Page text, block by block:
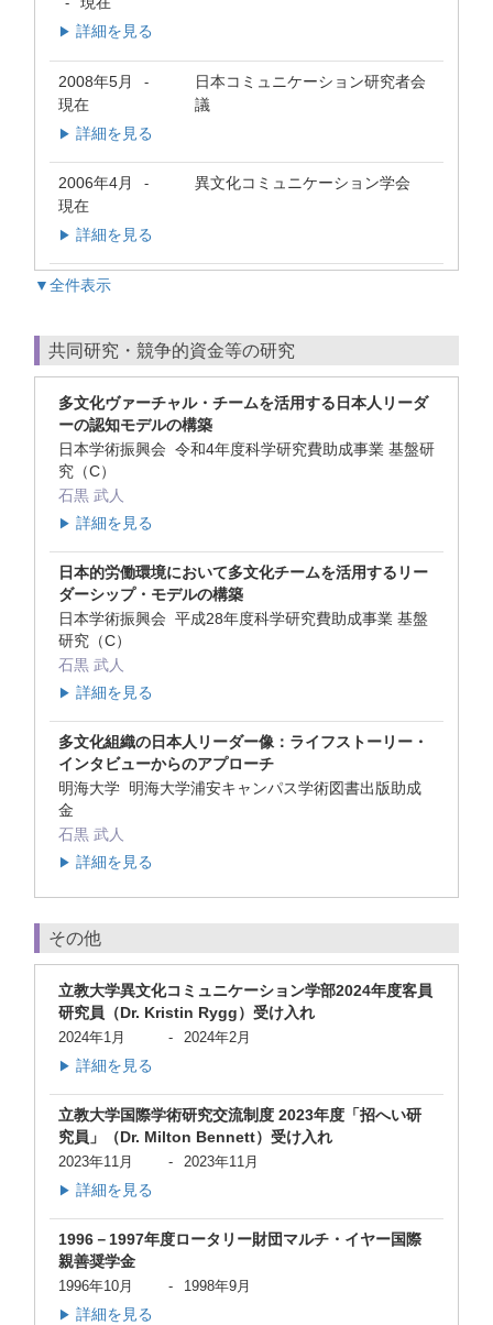
▶ 詳細を見る
2008年5月 -
現在
日本コミュニケーション研究者会
議
▶ 詳細を見る
2006年4月 -
現在
異文化コミュニケーション学会
▶ 詳細を見る
▼全件表示
共同研究・競争的資金等の研究
多文化ヴァーチャル・チームを活用する日本人リーダ
ーの認知モデルの構築
日本学術振興会 令和4年度科学研究費助成事業 基盤研
究（C）
石黒 武人
▶ 詳細を見る
日本的労働環境において多文化チームを活用するリー
ダーシップ・モデルの構築
日本学術振興会 平成28年度科学研究費助成事業 基盤
研究（C）
石黒 武人
▶ 詳細を見る
多文化組織の日本人リーダー像：ライフストーリー・
インタビューからのアプローチ
明海大学 明海大学浦安キャンパス学術図書出版助成
金
石黒 武人
▶ 詳細を見る
その他
立教大学異文化コミュニケーション学部2024年度客員
研究員（Dr. Kristin Rygg）受け入れ
2024年1月 - 2024年2月
▶ 詳細を見る
立教大学国際学術研究交流制度 2023年度「招へい研
究員」（Dr. Milton Bennett）受け入れ
2023年11月 - 2023年11月
▶ 詳細を見る
1996－1997年度ロータリー財団マルチ・イヤー国際
親善奨学金
1996年10月 - 1998年9月
▶ 詳細を見る